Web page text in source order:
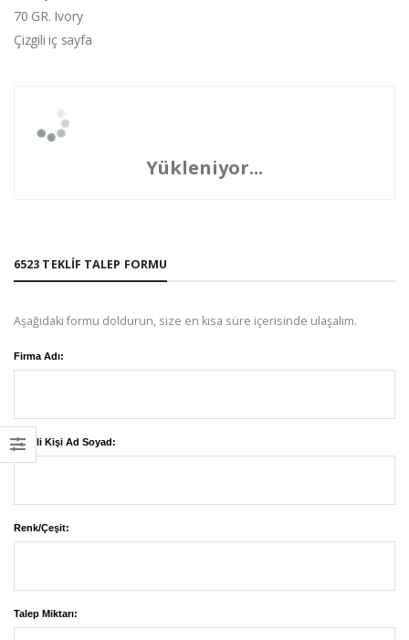
70 GR. Ivory
Çizgili iç sayfa
Yükleniyor...
6523 TEKLIF TALEP FORMU
Aşağıdaki formu doldurun, size en kısa süre içerisinde ulaşalım.
Firma Adı:
Yetkili Kişi Ad Soyad:
Renk/Çeşit:
Talep Miktarı: